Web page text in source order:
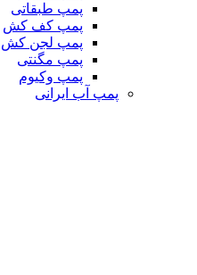
پمپ طبقاتی
پمپ کف کش
پمپ لجن کش
پمپ مگنتی
پمپ وکیوم
پمپ آب ایرانی